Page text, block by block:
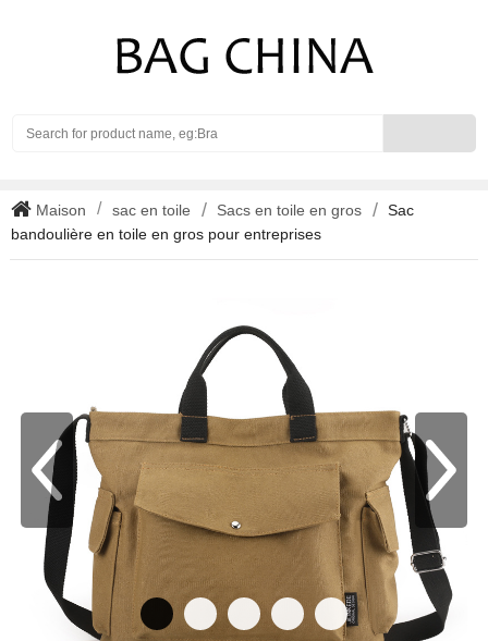
Maison sac en toile Sacs en toile en gros
Sac
bandoulière en toile en gros pour entreprises